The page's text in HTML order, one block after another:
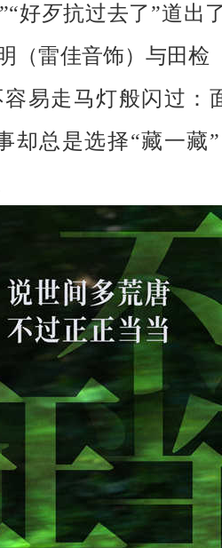
好歹抗过去了”道出
（雷佳音饰）与田检
易走马灯般闪过：
却总是选择“藏一藏